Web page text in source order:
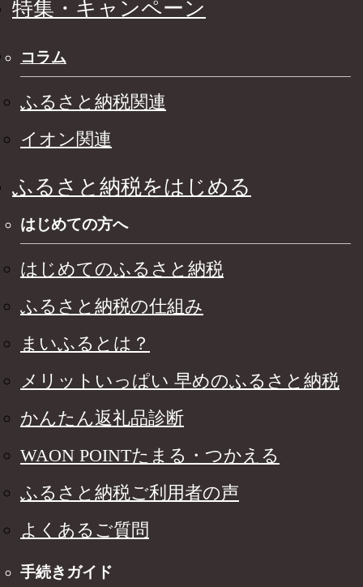
特集・キャンペーン
コラム
ふるさと納税関連
イオン関連
ふるさと納税をはじめる
はじめての方へ
はじめてのふるさと納税
ふるさと納税の仕組み
まいふるとは？
メリットいっぱい 早めのふるさと納税
かんたん返礼品診断
WAON POINTたまる・つかえる
ふるさと納税ご利用者の声
よくあるご質問
手続きガイド